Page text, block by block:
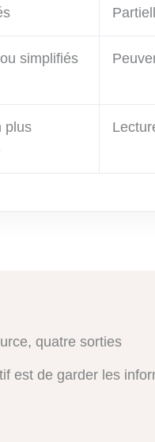
simplifiés
plus
quatre sorties
est de garder les